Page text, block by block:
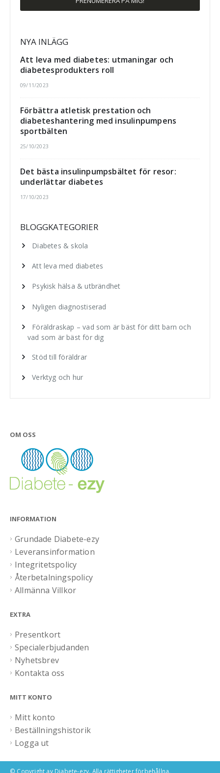
NYA INLÄGG
Att leva med diabetes: utmaningar och
diabetesprodukters roll
09/11/2023
Förbättra atletisk prestation och
diabeteshantering med insulinpumpens
sportbälten
25/10/2023
Det bästa insulinpumpsbältet för resor:
underlättar diabetes
17/10/2023
BLOGGKATEGORIER
Diabetes & skola
Att leva med diabetes
Psykisk hälsa & utbrändhet
Nyligen diagnostiserad
Föräldraskap – vad som är bäst för ditt barn och
vad som är bäst för dig
Stöd till föräldrar
Verktyg och hur
OM OSS
INFORMATION
Grundade Diabete-ezy
Leveransinformation
Integritetspolicy
Återbetalningspolicy
Allmänna Villkor
EXTRA
Presentkort
Specialerbjudanden
Nyhetsbrev
Kontakta oss
MITT KONTO
Mitt konto
Beställningshistorik
Logga ut
© Copyright av Diabete-ezy. Alla rättigheter förbehållna.